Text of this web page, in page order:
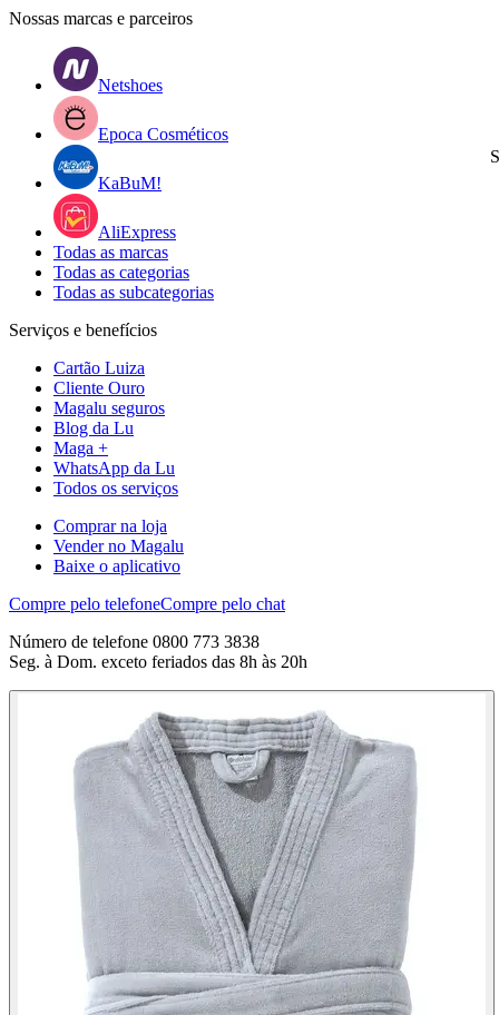
Nossas marcas e parceiros
Netshoes
Epoca Cosméticos
KaBuM!
AliExpress
Todas as marcas
Todas as categorias
Todas as subcategorias
Serviços e benefícios
Cartão Luiza
Cliente Ouro
Magalu seguros
Blog da Lu
Maga +
WhatsApp da Lu
Todos os serviços
Comprar na loja
Vender no Magalu
Baixe o aplicativo
Compre pelo telefoneCompre pelo chat
Número de telefone 0800 773 3838
Seg. à Dom. exceto feriados das 8h às 20h